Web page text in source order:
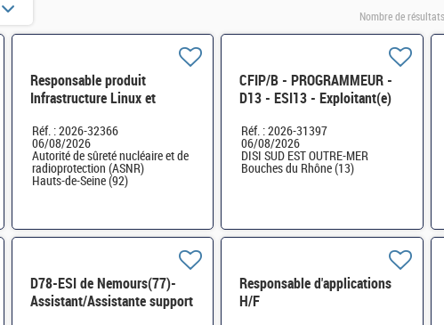
Nombre de
Responsable produit
Infrastructure Linux et
Réf. : 2026-32366
06/08/2026
Autorité de sûreté nucléaire et de
radioprotection (ASNR)
Hauts-de-Seine (92)
CFIP/B - PROGRAMMEUR -
D13 - ESI13 - Exploitant(e)
Réf. : 2026-31397
06/08/2026
DISI SUD EST OUTRE-MER
Bouches du Rhône (13)
D78-ESI de Nemours(77)-
Assistant/Assistante support
Responsable d'applications
H/F